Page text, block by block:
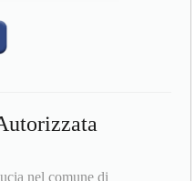
nel comune di